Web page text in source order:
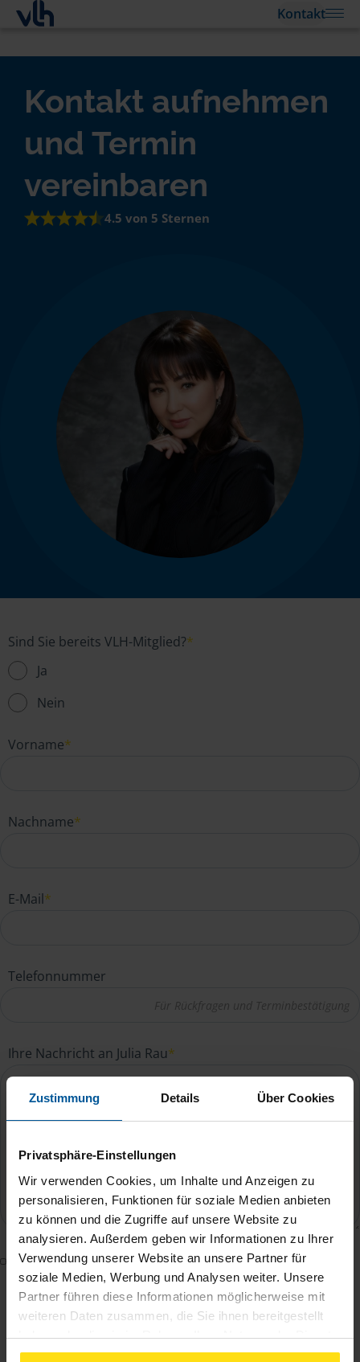
Zustimmung Details Über Cookies
Privatsphäre-Einstellungen
Wir verwenden Cookies, um Inhalte und Anzeigen zu
personalisieren, Funktionen für soziale Medien anbieten
zu können und die Zugriffe auf unsere Website zu
analysieren. Außerdem geben wir Informationen zu Ihrer
Verwendung unserer Website an unsere Partner für
soziale Medien, Werbung und Analysen weiter. Unsere
Partner führen diese Informationen möglicherweise mit
weiteren Daten zusammen, die Sie ihnen bereitgestellt
haben oder die sie im Rahmen Ihrer Nutzung der Dienste
gesammelt haben. Indem Sie auf Einverstanden klicken,
Kontakt
Kontakt aufnehmen
und Termin
vereinbaren
4.5 von 5 Sternen
Sind Sie bereits VLH-Mitglied?*
Ja
Nein
Vorname*
Nachname*
E-Mail*
Telefonnummer
Ihre Nachricht an Julia Rau*
Mit dem Absenden des Kontaktformulars erkläre ich
mich damit einverstanden, dass meine Daten zur
Bearbeitung meines Anliegens sowie zur internen
Analyse der Zugriffsquelle verwendet werden.
DieDatenschutzbestimmungenhabe ich zur